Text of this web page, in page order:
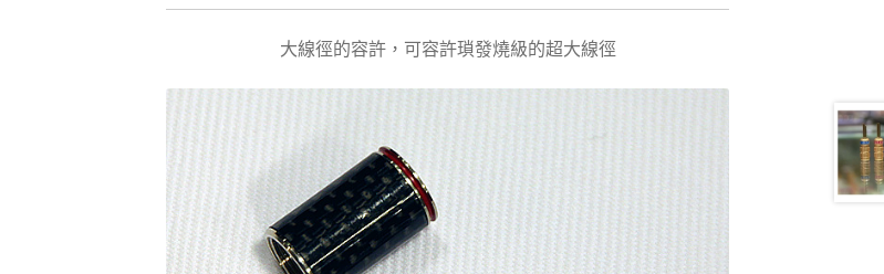
大線徑的容許，可容許瑣發燒級的超大線徑